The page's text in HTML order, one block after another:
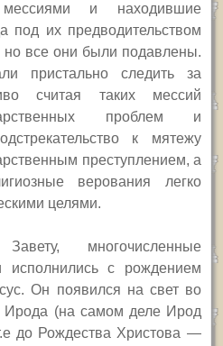
и находившие
под их предводительством
но все они были подавлены.
пристально следить за
считая таких мессий
проблем и
к мятежу
преступлением, а
верования легко
целями.
многочисленные
исполнились с рождением
Он появился на свет во
Ирода (на самом деле Ирод
до Рождества Христова —